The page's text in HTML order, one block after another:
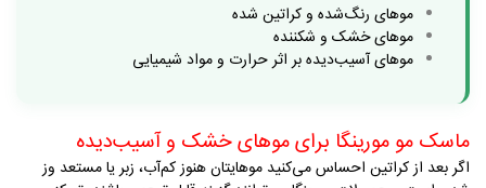
موهای رنگ‌شده و کراتین شده
موهای خشک و شکننده
موهای آسیب‌دیده بر اثر حرارت و مواد شیمیایی
ماسک مو مورینگا برای موهای خشک و آسیب‌دیده
اگر بعد از کراتین احساس می‌کنید موهایتان هنوز کم‌آب، زبر یا مستعد وز